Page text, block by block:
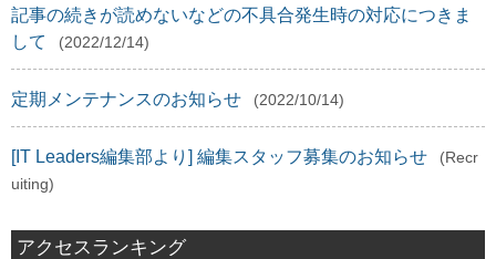
記事の続きが読めないなどの不具合発生時の対応につきま
して
(2022/12/14)
定期メンテナンスのお知らせ (2022/10/14)
[IT Leaders編集部より] 編集スタッフ募集のお知らせ
(Recr
uiting)
アクセスランキング